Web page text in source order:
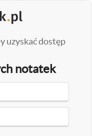
uzyskać dostęp
notatek